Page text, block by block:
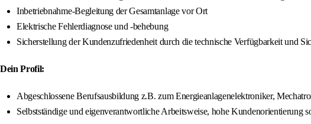
Inbetriebnahme-Begleitung der Gesamtanlage vor Ort
Elektrische Fehlerdiagnose und -behebung
Sicherstellung der Kundenzufriedenheit durch die technische Verfügbarkeit und
Dein Profil:
Abgeschlossene Berufsausbildung z.B. zum Energieanlagenelektroniker,
Selbstständige und eigenverantwortliche Arbeitsweise, hohe Kundenorientierung